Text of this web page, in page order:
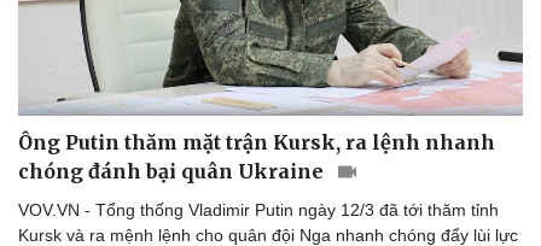
Ông Putin thăm mặt trận Kursk, ra lệnh nhanh
chóng đánh bại quân Ukraine
VOV.VN - Tổng thống Vladimir Putin ngày 12/3 đã tới thăm tỉnh
Kursk và ra mệnh lệnh cho quân đội Nga nhanh chóng đẩy lùi lực